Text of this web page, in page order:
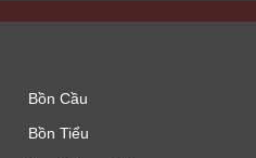
Bồn Cầu
Bồn Tiểu